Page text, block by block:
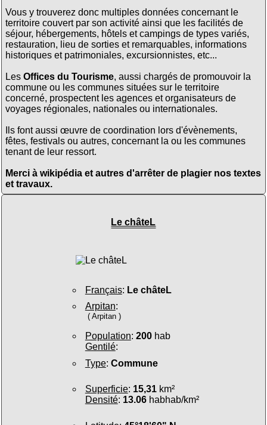
Vous y trouverez donc multiples données concernant le
territoire couvert par son activité ainsi que les facilités de
séjour, hébergements, hôtels et campings de types variés,
restauration, lieu de sorties et remarquables, informations
historiques et patrimoniales, excursionnistes, etc...
Les Offices du Tourisme, aussi chargés de promouvoir la
commune ou les communes situées sur le territoire
concerné, prospectent les agences et organisateurs de
voyages régionales, nationales ou internationales.
Ils font aussi œuvre de coordination lors d'évènements,
fêtes, festivals ou autres, concernant la ou les communes
tenant de leur ressort.
Merci à wikipédia et autres d'arrêter de plagier nos textes
et travaux.
Le châteL
Français: Le châteL
Arpitan:
( Arpitan )
Population: 200hab
Gentilé:
Type: Commune
Superficie: 15,31km²
Densité: 13.06habhab/km²